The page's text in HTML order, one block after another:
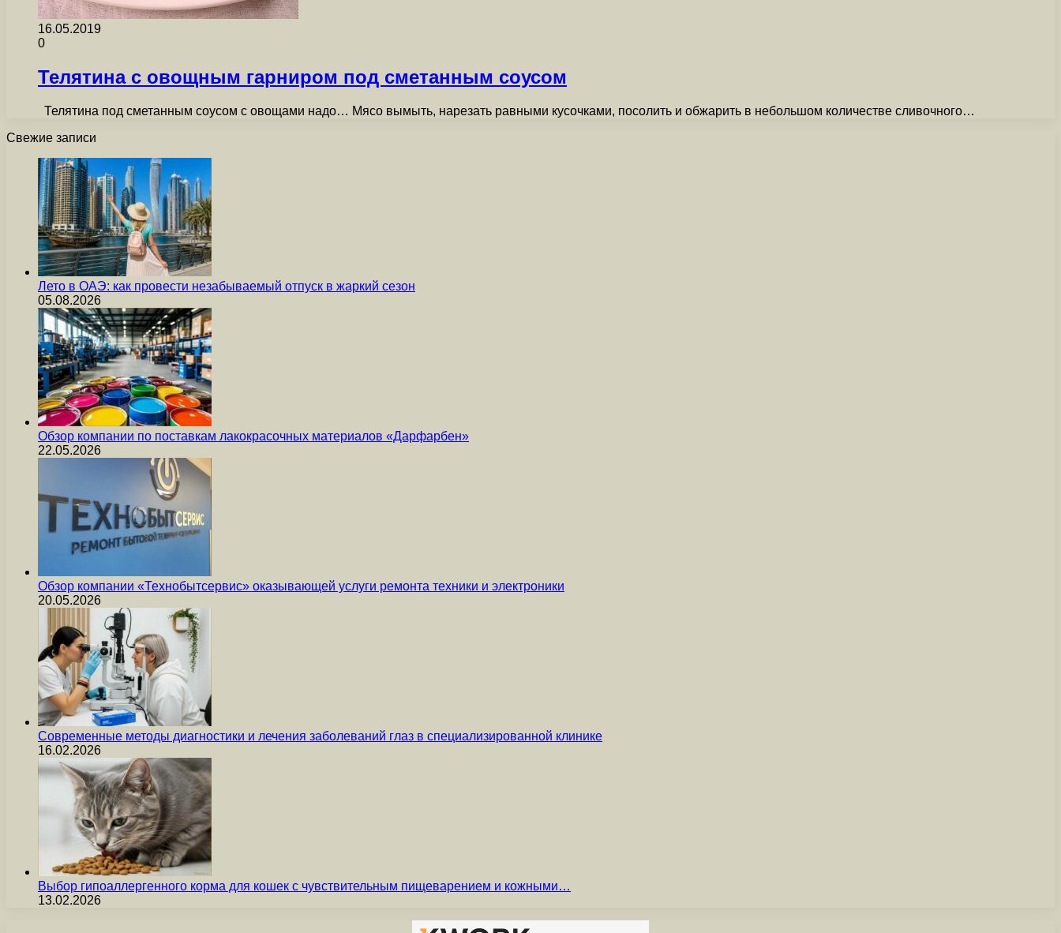
16.05.2019
0
Телятина с овощным гарниром под сметанным соусом
Телятина под сметанным соусом с овощами надо… Мясо вымыть, нарезать равными кусочками, посолить и обжарить в небольшом количестве сливочного…
Свежие записи
Лето в ОАЭ: как провести незабываемый отпуск в жаркий сезон
05.08.2026
Обзор компании по поставкам лакокрасочных материалов «Дарфарбен»
22.05.2026
Обзор компании «Технобытсервис» оказывающей услуги ремонта техники и электроники
20.05.2026
Современные методы диагностики и лечения заболеваний глаз в специализированной клинике
16.02.2026
Выбор гипоаллергенного корма для кошек с чувствительным пищеварением и кожными…
13.02.2026